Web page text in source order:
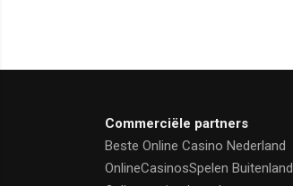
Commerciële partners
Beste Online Casino Nederland
OnlineCasinosSpelen Buitenland